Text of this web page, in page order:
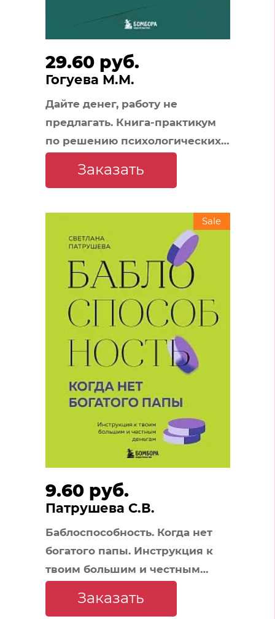
29.60 руб.
Гогуева М.М.
Дайте денег, работу не
предлагать. Книга-практикум
по решению психологических
Заказать
9.60 руб.
Патрушева С.В.
Баблоспособность. Когда нет
богатого папы. Инструкция к
твоим большим и честным
деньгам
Sale
Заказать